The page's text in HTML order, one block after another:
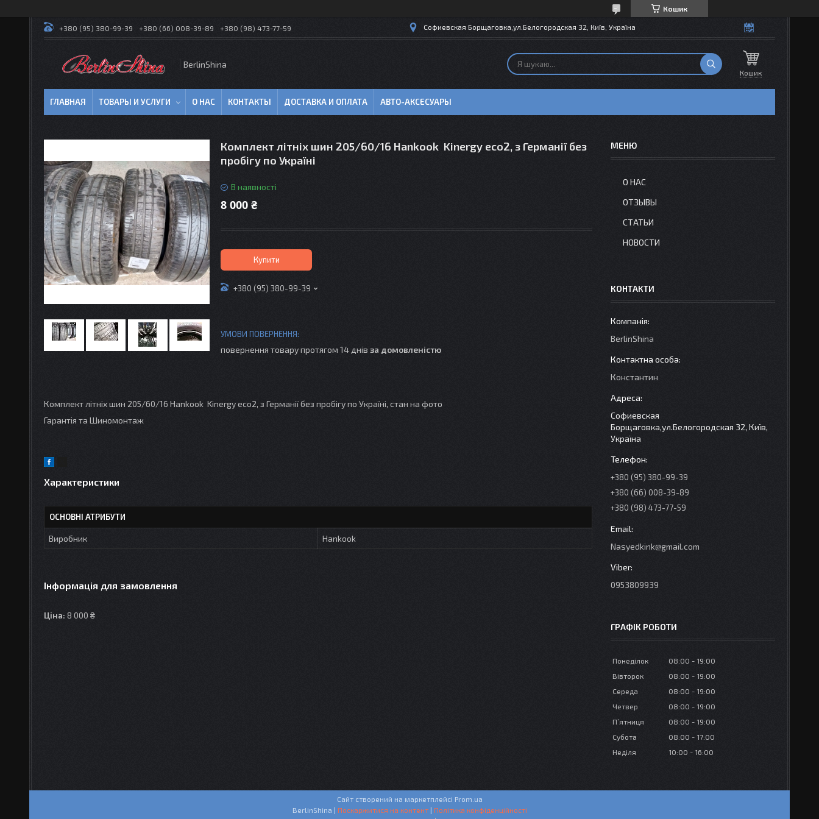
Кошик
+380 (95) 380-99-39 +380 (66) 008-39-89 +380 (98) 473-77-59 Софиевская Борщаговка,ул.Белогородская 32, Київ, Україна
BerlinShina
Кошик
ГЛАВНАЯ ТОВАРЫ И УСЛУГИ О НАС КОНТАКТЫ ДОСТАВКА И ОПЛАТА АВТО-АКСЕСУАРЫ
‎Комплект літніх шин 205/60/16 Hankook Kinergy eco2, з Германії без
пробігу по Україні
В наявності
8 000 ₴
Купити
+380 (95) 380-99-39
повернення товару протягом 14 днів за домовленістю
Комплект літніх шин 205/60/16 Hankook Kinergy eco2, з Германії без пробігу по Україні, стан на фото
Гарантія та Шиномонтаж
Характеристики
ОСНОВНІ АТРИБУТИ
Виробник Hankook
Інформація для замовлення
Ціна: 8 000 ₴
О НАС
ОТЗЫВЫ
СТАТЬИ
НОВОСТИ
КОНТАКТИ
BerlinShina
Константин
Софиевская
Борщаговка,ул.Белогородская 32, Київ,
Україна
+380 (95) 380-99-39
+380 (66) 008-39-89
+380 (98) 473-77-59
Nasyedkink@gmail.com
0953809939
ГРАФІК РОБОТИ
Понеділок 08:00
19:00
Вівторок
08:00
19:00
Середа
08:00
19:00
Четвер
08:00
19:00
Пʼятниця
08:00
19:00
Субота
08:00
17:00
Неділя
10:00 16:00
Сайт створений на маркетплейсі Prom.ua
BerlinShina | Поскаржитися на контент | Політика конфіденційності